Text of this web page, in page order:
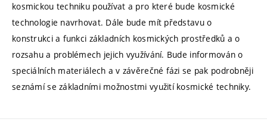
kosmickou techniku používat a pro které bude kosmické
technologie navrhovat. Dále bude mít představu o
konstrukci a funkci základních kosmických prostředků a o
rozsahu a problémech jejich využívání. Bude informován o
speciálních materiálech a v závěrečné fázi se pak podrobněji
seznámí se základními možnostmi využití kosmické techniky.